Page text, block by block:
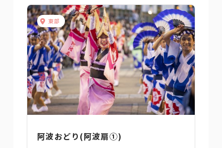
東部
阿波おどり(阿波扇①)